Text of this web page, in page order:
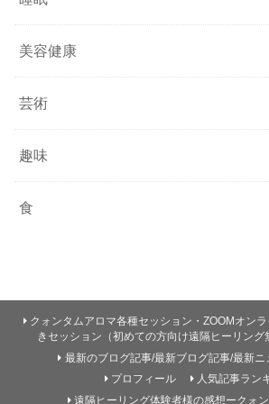
美容健康
芸術
趣味
食
クォンタムアロマ各種セッション・ZOOMオン
きセッション（初めての方向け遠隔ヒーリング
最新のブログ記事/最新ブログ記事/最新ニ
プロフィール
人気記事ラン
遠隔ヒーリング体験者様の感想ークォ